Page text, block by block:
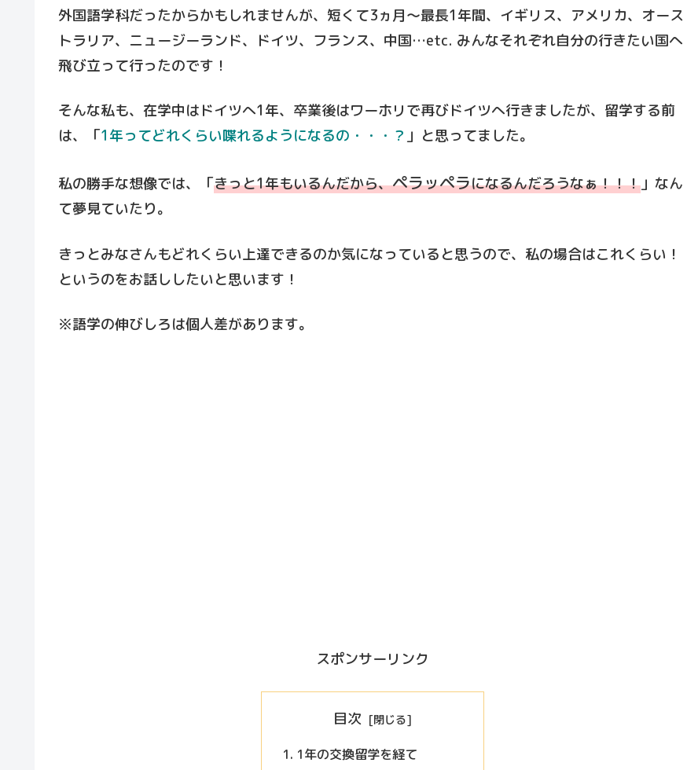
外国語学科だったからかもしれませんが、短くて3ヵ月～最長1年間、イギリス、アメリカ、オース
トラリア、ニュージーランド、ドイツ、フランス、中国…etc. みんなそれぞれ自分の行きたい国へ
飛び立って行ったのです！
そんな私も、在学中はドイツへ1年、卒業後はワーホリで再びドイツへ行きましたが、留学する前
は、「1年ってどれくらい喋れるようになるの・・・？ 」と思ってました。
私の勝手な想像では、「きっと1年もいるんだから、ペラッペラになるんだろうなぁ！！！」なん
て夢見ていたり。
きっとみなさんもどれくらい上達できるのか気になっていると思うので、私の場合はこれくらい！
というのをお話ししたいと思います！
※語学の伸びしろは個人差があります。
スポンサーリンク
目次
1年の交換留学を経て